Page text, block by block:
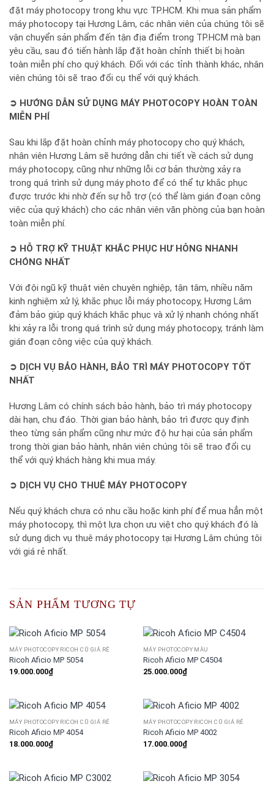
đặt máy photocopy trong khu vực TP.HCM. Khi mua sản phẩm
máy photocopy tại Hương Lâm, các nhân viên của chúng tôi sẽ
vận chuyển sản phẩm đến tận địa điểm trong TP.HCM mà bạn
yêu cầu, sau đó tiến hành lắp đặt hoàn chỉnh thiết bị hoàn
toàn miễn phí cho quý khách. Đối với các tỉnh thành khác, nhân
viên chúng tôi sẽ trao đổi cụ thể với quý khách.
➲ HƯỚNG DẪN SỬ DỤNG MÁY PHOTOCOPY HOÀN TOÀN
MIỄN PHÍ
Sau khi lắp đặt hoàn chỉnh máy photocopy cho quý khách,
nhân viên Hương Lâm sẽ hướng dẫn chi tiết về cách sử dụng
máy photocopy, cũng như những lỗi cơ bản thường xảy ra
trong quá trình sử dụng máy photo để có thể tự khắc phục
được trước khi nhờ đến sự hỗ trợ (có thể làm gián đoạn công
việc của quý khách) cho các nhân viên văn phòng của bạn hoàn
toàn miễn phí.
➲ HỖ TRỢ KỸ THUẬT KHẮC PHỤC HƯ HỎNG NHANH
CHÓNG NHẤT
Với đội ngũ kỹ thuật viên chuyên nghiệp, tận tâm, nhiều năm
kinh nghiệm xử lý, khắc phục lỗi máy photocopy, Hương Lâm
đảm bảo giúp quý khách khắc phục và xử lý nhanh chóng nhất
khi xảy ra lỗi trong quá trình sử dụng máy photocopy, tránh làm
gián đoạn công việc của quý khách.
➲ DỊCH VỤ BẢO HÀNH, BẢO TRÌ MÁY PHOTOCOPY TỐT
NHẤT
Hương Lâm có chính sách bảo hành, bảo trì máy photocopy
dài hạn, chu đáo. Thời gian bảo hành, bảo trì được quy định
theo từng sản phẩm cũng như mức độ hư hại của sản phẩm
trong thời gian bảo hành, nhân viên chúng tôi sẽ trao đổi cụ
thể với quý khách hàng khi mua máy.
➲ DỊCH VỤ CHO THUÊ MÁY PHOTOCOPY
Nếu quý khách chưa có nhu cầu hoặc kinh phí để mua hẳn một
máy photocopy, thì một lựa chọn ưu việt cho quý khách đó là
sử dụng dịch vụ thuê máy photocopy tại Hương Lâm chúng tôi
với giá rẻ nhất.
SẢN PHẨM TƯƠNG TỰ
MÁY PHOTOCOPY RICOH CŨ GIÁ RẺ
Ricoh Aficio MP 5054
19.000.000₫
MÁY PHOTOCOPY MÀU
Ricoh Aficio MP C4504
25.000.000₫
MÁY PHOTOCOPY RICOH CŨ GIÁ RẺ
Ricoh Aficio MP 4054
18.000.000₫
MÁY PHOTOCOPY RICOH CŨ GIÁ RẺ
Ricoh Aficio MP 4002
17.000.000₫